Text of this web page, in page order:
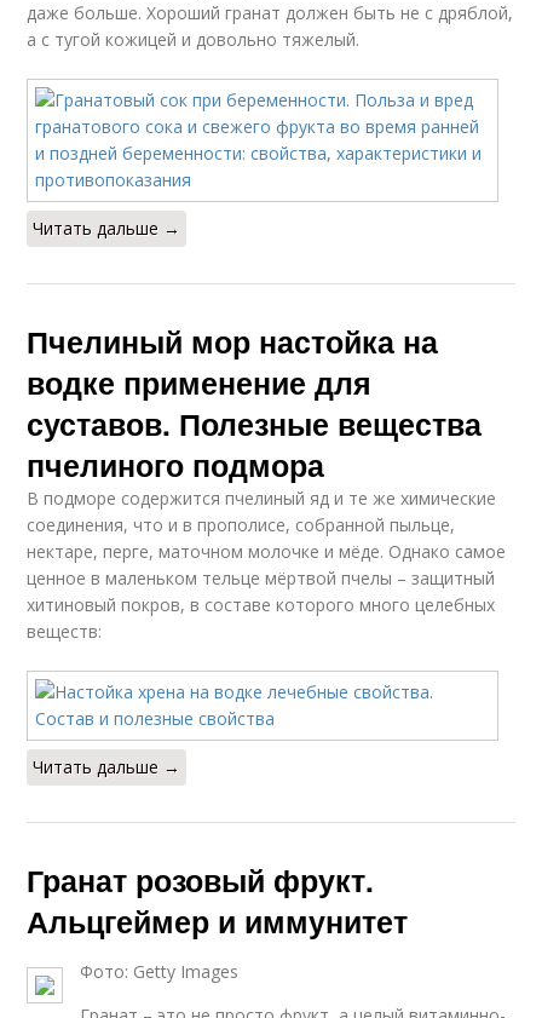
даже больше. Хороший гранат должен быть не с дряблой,
а с тугой кожицей и довольно тяжелый.
Читать дальше →
Пчелиный мор настойка на
водке применение для
суставов. Полезные вещества
пчелиного подмора
В подморе содержится пчелиный яд и те же химические
соединения, что и в прополисе, собранной пыльце,
нектаре, перге, маточном молочке и мёде. Однако самое
ценное в маленьком тельце мёртвой пчелы – защитный
хитиновый покров, в составе которого много целебных
веществ:
Читать дальше →
Гранат розовый фрукт.
Альцгеймер и иммунитет
Фото: Getty Images